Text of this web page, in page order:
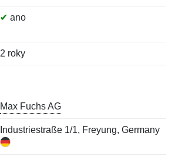
✔ ano
2 roky
Max Fuchs AG
Industriestraße 1/1, Freyung, Germany